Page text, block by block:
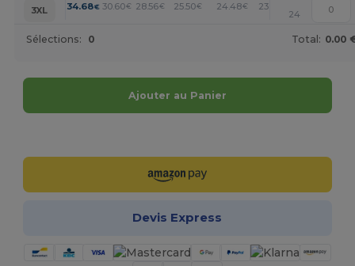
3XL
34.68€ 30.60€ 28.56€ 25.50€ 24.48€ 23.46
24
Sélections: 0 Total: 0.00
Ajouter au Panier
Devis Express